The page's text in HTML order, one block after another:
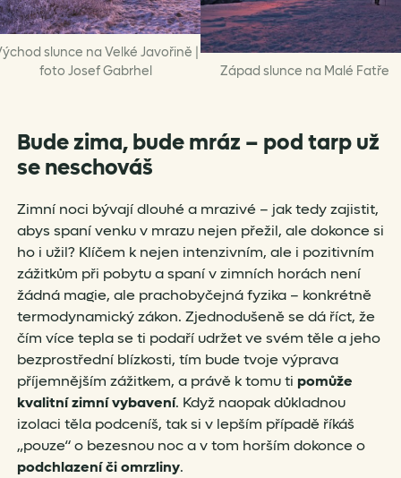
slunce na Velké Javořině |
foto Josef Gabrhel
Západ slunce na Malé Fatře
Bude zima, bude mráz – pod tarp už
se neschováš
Zimní noci bývají dlouhé a mrazivé – jak tedy zajistit,
abys spaní venku v mrazu nejen přežil, ale dokonce si
ho i užil? Klíčem k nejen intenzivním, ale i pozitivním
zážitkům při pobytu a spaní v zimních horách není
žádná magie, ale prachobyčejná fyzika – konkrétně
termodynamický zákon. Zjednodušeně se dá říct, že
čím více tepla se ti podaří udržet ve svém těle a jeho
bezprostřední blízkosti, tím bude tvoje výprava
příjemnějším zážitkem, a právě k tomu ti pomůže
kvalitní zimní vybavení. Když naopak důkladnou
izolaci těla podceníš, tak si v lepším případě říkáš
„pouze“ o bezesnou noc a v tom horším dokonce o
podchlazení či omrzliny.